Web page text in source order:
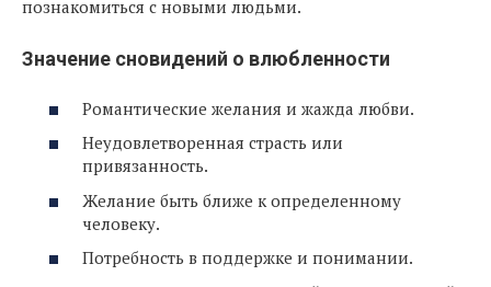
познакомиться с новыми людьми.
Значение сновидений о влюбленности
Романтические желания и жажда любви.
Неудовлетворенная страсть или
привязанность.
Желание быть ближе к определенному
человеку.
Потребность в поддержке и понимании.